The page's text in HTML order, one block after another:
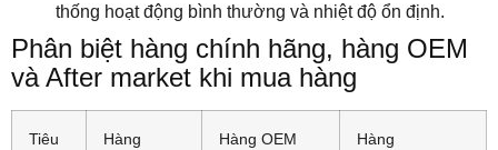
thống hoạt động bình thường và nhiệt độ ổn định.
Phân biệt hàng chính hãng, hàng OEM
và After market khi mua hàng
Tiêu
Hàng
Hàng OEM
Hàng